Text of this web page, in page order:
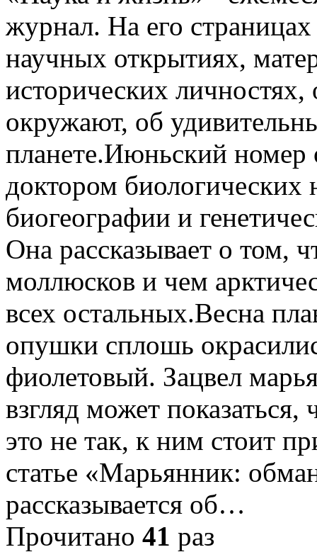
журнал. На его
научных открытиях,
исторических
окружают, об
планете.Июньский номер
доктором биологических
биогеографии и
Она рассказывает о том,
моллюсков и чем
всех остальных.Весна
опушки сплошь
фиолетовый. Зацвел
взгляд может
это не так, к ним стоит
статье «Марьянник:
рассказывается об…
Прочитано 41 раз